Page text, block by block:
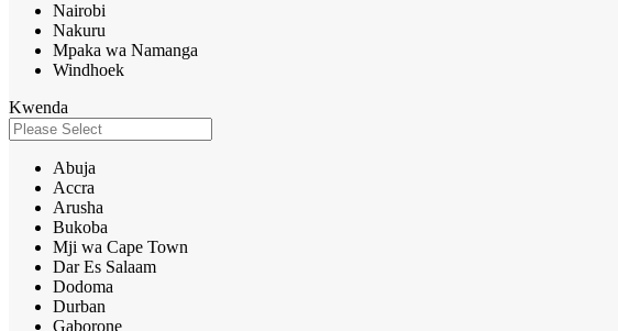
Nairobi
Nakuru
Mpaka wa Namanga
Windhoek
Kwenda
Abuja
Accra
Arusha
Bukoba
Mji wa Cape Town
Dar Es Salaam
Dodoma
Durban
Gaborone